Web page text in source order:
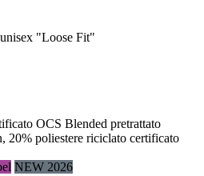
"Loose Fit"
OCS Blended pretrattato
20% poliestere riciclato certificato
NEW 2026